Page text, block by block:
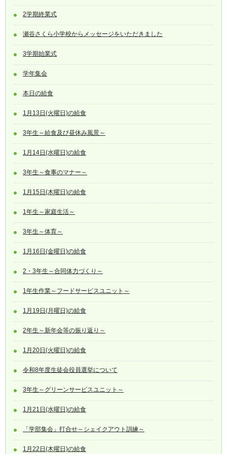
2学期終業式
瀬谷さくら小学校からメッセージをいただきました
3学期始業式
学年集会
本日の給食
1月13日(火曜日)の給食
3年生～給食及び昼休み風景～
1月14日(水曜日)の給食
3年生～食事のマナー～
1月15日(木曜日)の給食
1年生～家庭生活～
3年生～体育～
1月16日(金曜日)の給食
2・3年生～合同体力づくり～
1年生作業～フードサービスユニット～
1月19日(月曜日)の給食
2年生～新年会等の振り返り～
1月20日(火曜日)の給食
令和8年度生徒会役員選挙について
3年生～グリーンサービスユニット～
1月21日(水曜日)の給食
「学部集会」打合せ～シェイクアウト訓練～
1月22日(木曜日)の給食